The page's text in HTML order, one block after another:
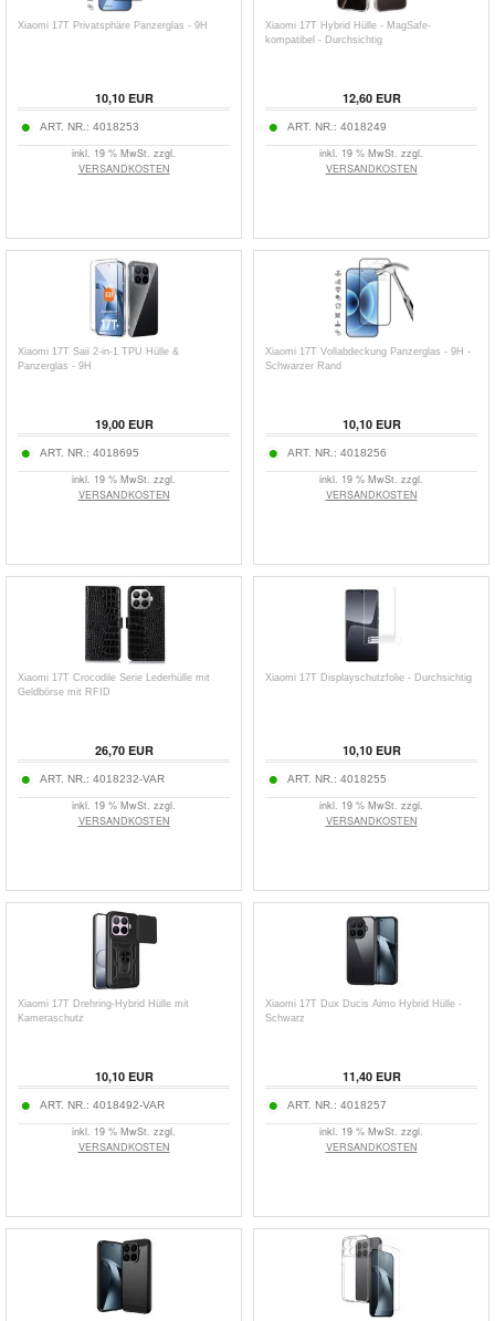
Xiaomi 17T Privatsphäre Panzerglas - 9H
10,10EUR
ART. NR.: 4018253
inkl. 19 % MwSt. zzgl.
VERSANDKOSTEN
Xiaomi 17T Hybrid Hülle - MagSafe-
kompatibel - Durchsichtig
12,60EUR
ART. NR.: 4018249
inkl. 19 % MwSt. zzgl.
VERSANDKOSTEN
Xiaomi 17T Saii 2-in-1 TPU Hülle &
Panzerglas - 9H
19,00EUR
ART. NR.: 4018695
inkl. 19 % MwSt. zzgl.
VERSANDKOSTEN
Xiaomi 17T Vollabdeckung Panzerglas - 9H -
Schwarzer Rand
10,10EUR
ART. NR.: 4018256
inkl. 19 % MwSt. zzgl.
VERSANDKOSTEN
Xiaomi 17T Crocodile Serie Lederhülle mit
Geldbörse mit RFID
26,70EUR
ART. NR.: 4018232-VAR
inkl. 19 % MwSt. zzgl.
VERSANDKOSTEN
Xiaomi 17T Displayschutzfolie - Durchsichtig
10,10EUR
ART. NR.: 4018255
inkl. 19 % MwSt. zzgl.
VERSANDKOSTEN
Xiaomi 17T Drehring-Hybrid Hülle mit
Kameraschutz
10,10EUR
ART. NR.: 4018492-VAR
inkl. 19 % MwSt. zzgl.
VERSANDKOSTEN
Xiaomi 17T Dux Ducis Aimo Hybrid Hülle -
Schwarz
11,40EUR
ART. NR.: 4018257
inkl. 19 % MwSt. zzgl.
VERSANDKOSTEN